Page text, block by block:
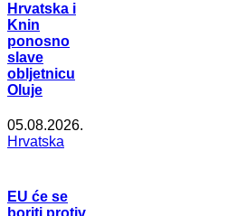
Hrvatska i
Knin
ponosno
slave
obljetnicu
Oluje
05.08.2026.
Hrvatska
EU će se
boriti protiv